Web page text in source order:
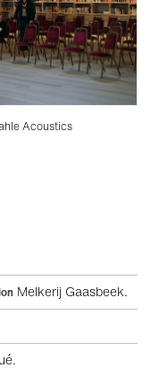
Acoustics
Melkerij Gaasbeek.